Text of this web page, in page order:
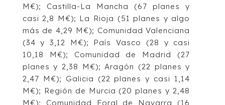
M€); Castilla-La Mancha (67 planes y
casi 2,8 M€); La Rioja (51 planes y algo
más de 4,29 M€); Comunidad Valenciana
(34 y 3,12 M€); País Vasco (28 y casi
10,18 M€); Comunidad de Madrid (27
planes y 2,38 M€); Aragón (22 planes y
2,47 M€); Galicia (22 planes y casi 1,14
M€); Región de Murcia (20 planes y 2,48
M€); Comunidad Foral de Navarra (16